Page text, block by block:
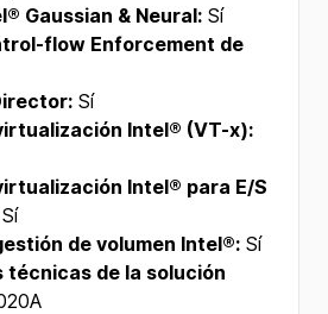
Gaussian & Neural: Sí
flow Enforcement de
Sí
Intel® (VT-x):
Intel® para E/S
Sí
de volumen Intel®: Sí
de la solución